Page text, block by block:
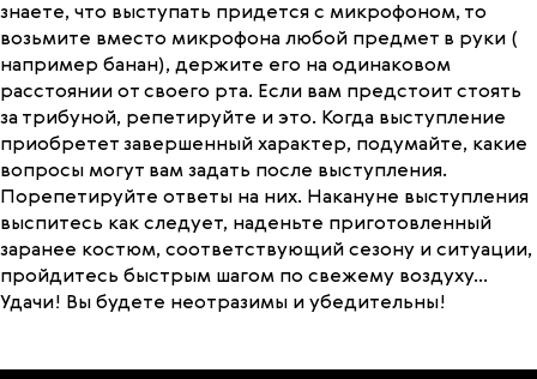
знаете, что выступать придется с микрофоном, то
возьмите вместо микрофона любой предмет в руки (
например банан), держите его на одинаковом
расстоянии от своего рта. Если вам предстоит стоять
за трибуной, репетируйте и это. Когда выступление
приобретет завершенный характер, подумайте, какие
вопросы могут вам задать после выступления.
Порепетируйте ответы на них. Накануне выступления
выспитесь как следует, наденьте приготовленный
заранее костюм, соответствующий сезону и ситуации,
пройдитесь быстрым шагом по свежему воздуху…
Удачи! Вы будете неотразимы и убедительны!